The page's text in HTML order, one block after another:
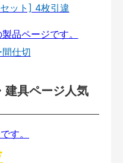
ット] 4枚引違
仕切
建具ページ人気